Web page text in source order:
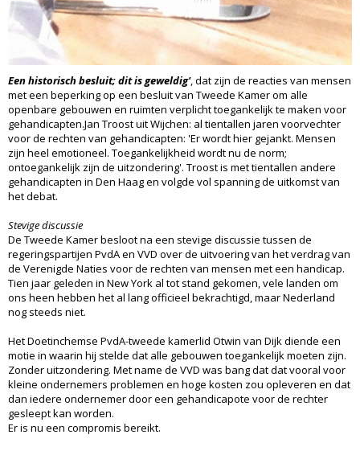
Een historisch besluit; dit is geweldig', dat zijn de reacties van mensen
met een beperking op een besluit van Tweede Kamer om alle
openbare gebouwen en ruimten verplicht toegankelijk te maken voor
gehandicapten.Jan Troost uit Wijchen: al tientallen jaren voorvechter
voor de rechten van gehandicapten: 'Er wordt hier gejankt. Mensen
zijn heel emotioneel. Toegankelijkheid wordt nu de norm;
ontoegankelijk zijn de uitzondering'. Troost is met tientallen andere
gehandicapten in Den Haag en volgde vol spanning de uitkomst van
het debat.
Stevige discussie
De Tweede Kamer besloot na een stevige discussie tussen de
regeringspartijen PvdA en VVD over de uitvoering van het verdrag van
de Verenigde Naties voor de rechten van mensen met een handicap.
Tien jaar geleden in New York al tot stand gekomen, vele landen om
ons heen hebben het al lang officieel bekrachtigd, maar Nederland
nog steeds niet.
Het Doetinchemse PvdA-tweede kamerlid Otwin van Dijk diende een
motie in waarin hij stelde dat alle gebouwen toegankelijk moeten zijn.
Zonder uitzondering. Met name de VVD was bang dat dat vooral voor
kleine ondernemers problemen en hoge kosten zou opleveren en dat
dan iedere ondernemer door een gehandicapote voor de rechter
gesleept kan worden.
Er is nu een compromis bereikt.